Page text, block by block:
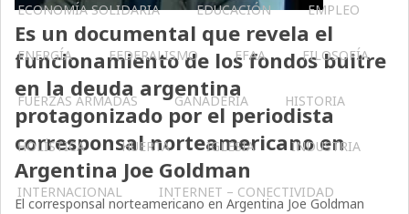
ECONOMÍA SOLIDARIA EDUCACIÓN EMPLEO
ENERGÍA FEDERALISMO FFAA FILOSOFÍA
FUERZAS ARMADAS GANADERIA HISTORIA
HOLÍSTICA HUERTA IGLESIA INDUSTRIA
INTERNACIONAL INTERNET – CONECTIVIDAD
Es un documental que revela el
funcionamiento de los fondos buitre
en la deuda argentina
protagonizado por el periodista
corresponsal norteamericano en
Argentina Joe Goldman
El corresponsal norteamericano en Argentina Joe Goldman